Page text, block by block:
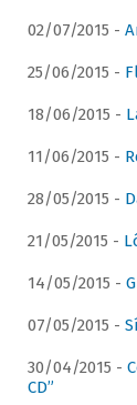
02/07/2015 -
25/06/2015 -
18/06/2015 -
11/06/2015 -
28/05/2015 -
21/05/2015 -
14/05/2015 -
07/05/2015 -
30/04/2015 -
CD”